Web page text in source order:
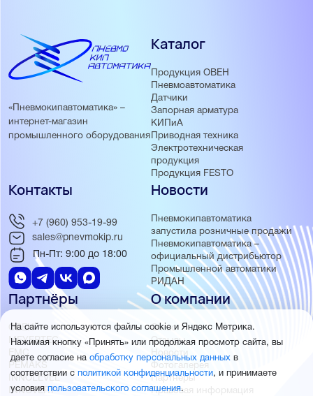
«Пневмокипавтоматика» –
интернет-магазин
промышленного оборудования
Каталог
Продукция ОВЕН
Пневмоавтоматика
Датчики
Запорная арматура
КИПиА
Приводная техника
Электротехническая
продукция
Продукция FESTO
Новости
Пневмокипавтоматика
запустила розничные продажи
Пневмокипавтоматика –
официальный дистрибьютор
Промышленной автоматики
РИДАН
Партнёры
ОВЕН
MEYERTEC
EMC
PEMAKS
INNOLEVEL
INNOVERT
О компании
О нас
Отзывы
Новости
Фотогалерея
Партнёры
Правовая информация
Контакты
+7 (960) 953-19-99
sales@pnevmokip.ru
Пн-Пт: 9:00 до 18:00
На сайте используются файлы cookie и Яндекс Метрика.
Нажимая кнопку «Принять» или продолжая просмотр сайта, вы
даете согласие на обработку персональных данных в
соответствии с политикой конфиденциальности, и принимаете
условияпользовательского соглашения.